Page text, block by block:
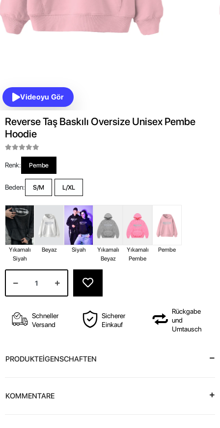
Videoyu Gör
Reverse Taş Baskılı Oversize Unisex Pembe
Hoodie
Renk: Pembe
Beden: S/M L/XL
Yıkamalı
Siyah
Beyaz Siyah
Yıkamalı
Beyaz
Yıkamalı
Pembe
Pembe
Schneller
Versand
Sicherer
Einkauf
Rückgabe
und
Umtausch
PRODUKTEİGENSCHAFTEN
KOMMENTARE